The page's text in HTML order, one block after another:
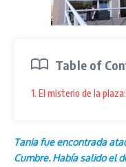
Table of
1. El misterio de la
Tania fue encontrada
Cumbre. Había salido el